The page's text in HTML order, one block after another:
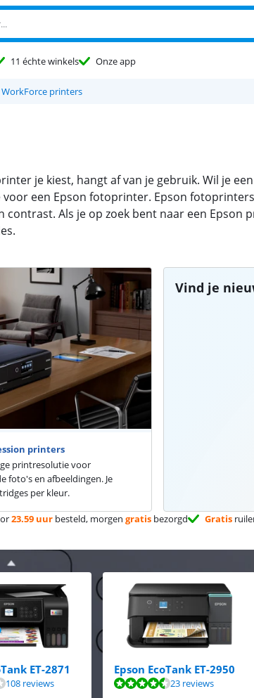
11 échte winkels Onze app
WorkForce printers
je kiest, hangt af van je gebruik. Wil je
voor een Epson fotoprinter. Epson
Als je op zoek bent naar een
Vind je
printers
printresolutie voor
foto's en afbeeldingen. Je
per kleur.
23.59 uur besteld, morgen gratis bezorgd Gratis
ET-2871
van de 10, gebaseerd op 108 reviews.
108 reviews
Epson EcoTank ET-2950
van de 10, gebaseerd op 23 reviews. 23 reviews
van de 10, gebaseerd op 31 reviews.
van de 10, gebaseerd op 64 reviews.